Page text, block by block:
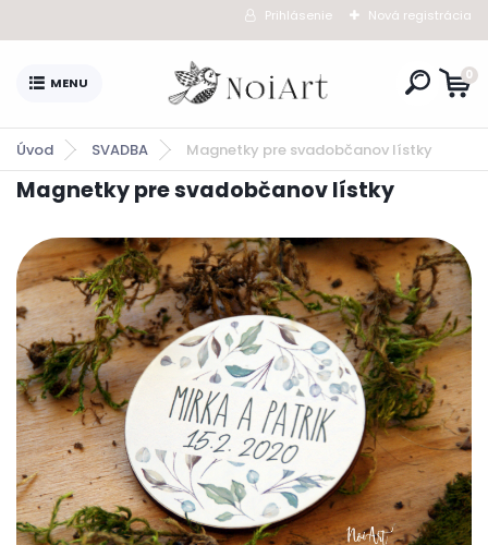
Prihlásenie Nová registrácia
0
Úvod SVADBA Magnetky pre svadobčanov lístky
Magnetky pre svadobčanov lístky